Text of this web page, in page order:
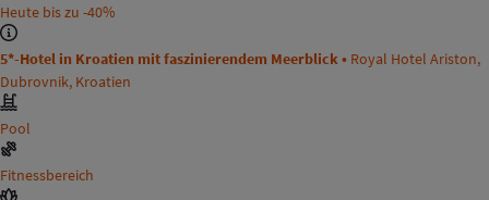
Heute bis zu -40%
5*-Hotel in Kroatien mit faszinierendem Meerblick • Royal Hotel Ariston,
Dubrovnik, Kroatien
Pool
Fitnessbereich